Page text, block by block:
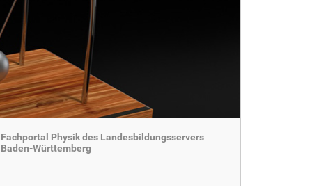
Fachportal Physik des Landesbildungsservers
Baden-Württemberg